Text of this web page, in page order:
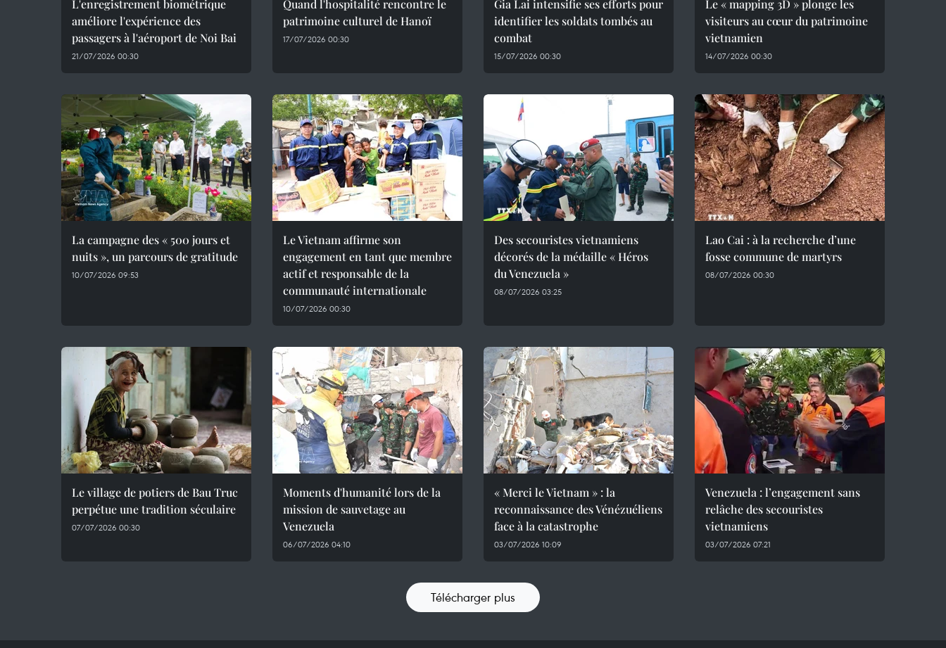
L'enregistrement biométrique
améliore l'expérience des
passagers à l'aéroport de Noi Bai
21/07/2026 00:30
Quand l'hospitalité rencontre le
patrimoine culturel de Hanoï
17/07/2026 00:30
Gia Lai intensifie ses efforts pour
identifier les soldats tombés au
combat
15/07/2026 00:30
Le « mapping 3D » plonge les
visiteurs au cœur du patrimoine
vietnamien
14/07/2026 00:30
La campagne des « 500 jours et
nuits », un parcours de gratitude
10/07/2026 09:53
Le Vietnam affirme son
engagement en tant que membre
actif et responsable de la
communauté internationale
10/07/2026 00:30
Des secouristes vietnamiens
décorés de la médaille « Héros
du Venezuela »
08/07/2026 03:25
Lao Cai : à la recherche d’une
fosse commune de martyrs
08/07/2026 00:30
Le village de potiers de Bau Truc
perpétue une tradition séculaire
07/07/2026 00:30
Moments d'humanité lors de la
mission de sauvetage au
Venezuela
06/07/2026 04:10
« Merci le Vietnam » : la
reconnaissance des Vénézuéliens
face à la catastrophe
03/07/2026 10:09
Venezuela : l’engagement sans
relâche des secouristes
vietnamiens
03/07/2026 07:21
Télécharger plus